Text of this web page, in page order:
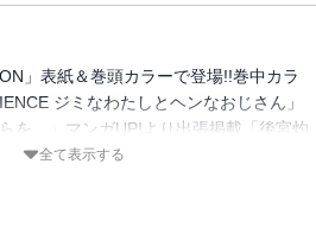
一八／「君に二度目のさよならを。」
蛸川蛸丸／「スーパーの裏でヤニ吸う
イ -天成市りんね区役所第六感部助霊課
コアガール DASH」押切蓮介／「俺よ
」押切蓮介／「父は英雄、母は精霊、娘
松浦（カドカワBOOKS） 作画：大堀
ジカインフォス） 作画：ねこクラゲ 構
ー原案：しのとうこ／「ゴブリンスレ
（GA文庫／ＳＢクリエイティブ刊）
クター原案：神奈月昇／「ゴブリンスレ
・ライフ」原作：蝸牛くも(GA文庫/SB
」表紙＆巻頭カラーで登場!!巻中カラ
ジミなわたしとヘンなおじさん」
を。」マンガUP!より出張掲載「後宮灼
ていたら、いつの間にか皇帝や将軍に寵
全て表示する